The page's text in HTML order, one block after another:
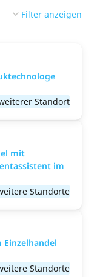
Filter anzeigen
Standort
mit
im
Standorte
Standorte